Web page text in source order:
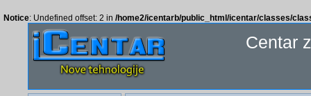
Notice: Undefined offset: 2 in /home2/icentarb/public_html/icentar/classes/
Centar